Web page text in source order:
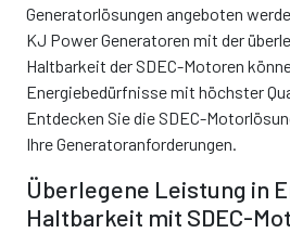
Generatorlösungen angeboten
KJ Power Generatoren mit der
Haltbarkeit der SDEC-Motoren
Energiebedürfnisse mit höchster
Entdecken Sie die SDEC-
Ihre Generatoranforderungen.
Überlegene Leistung in
Haltbarkeit mit SDEC-